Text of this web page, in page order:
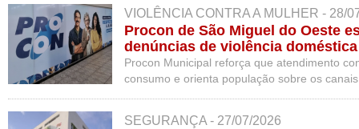
VIOLÊNCIA CONTRA A MULHER - 28/
Procon de São Miguel do Oeste
denúncias de violência doméstica
Procon Municipal reforça que atendimento
consumo e orienta população sobre os
SEGURANÇA - 27/07/2026